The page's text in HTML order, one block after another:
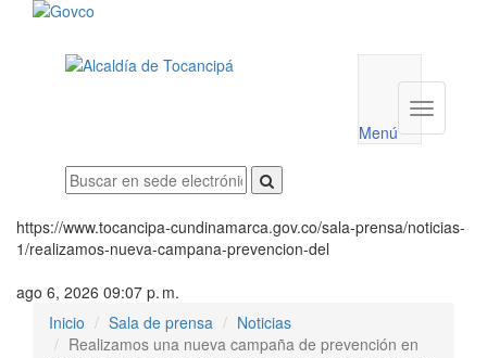
utilidades
Menú
Menú
https://www.tocancipa-cundinamarca.gov.co/sala-prensa/noticias-
1/realizamos-nueva-campana-prevencion-del
ago 6, 2026 09:07 p. m.
Inicio
Sala de prensa
Noticias
Realizamos una nueva campaña de prevención en